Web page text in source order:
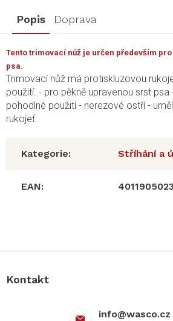
Popis Doprava
Tento trimovací nůž je určen především
psa.
Trimovací nůž má protiskluzovou
použití. - pro pěkně upravenou srst psa
pohodlné použití - nerezové ostří -
rukojeť.
Kategorie: Stříhání a
EAN:
Kontakt
info@wasco.cz